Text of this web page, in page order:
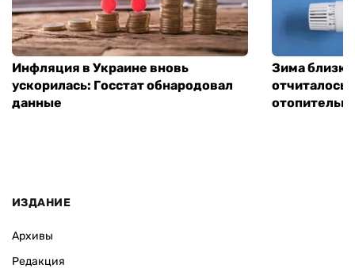
Инфляция в Украине вновь
ускорилась: Госстат обнародовал
данные
Зима
отчиталось
ИЗДАНИЕ
Архивы
Редакция